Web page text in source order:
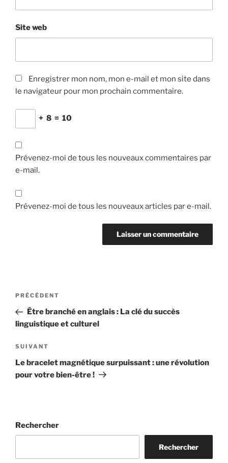
Site web
Enregistrer mon nom, mon e-mail et mon site dans
le navigateur pour mon prochain commentaire.
+ 8 = 10
Prévenez-moi de tous les nouveaux commentaires par
e-mail.
Prévenez-moi de tous les nouveaux articles par e-mail.
Navigation
l’article
Article
précédent
PRÉCÉDENT
Être branché en anglais : La clé du succès
linguistique et culturel
Article
suivant
SUIVANT
Le bracelet magnétique surpuissant : une révolution
pour votre bien-être !
Rechercher
Rechercher